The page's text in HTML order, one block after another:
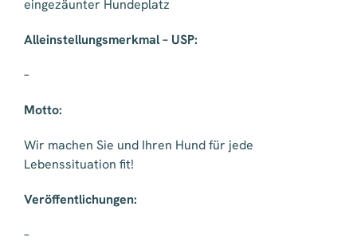
eingezäunter Hundeplatz
Alleinstellungsmerkmal – USP:
–
Motto:
Wir machen Sie und Ihren Hund für jede
Lebenssituation fit!
Veröffentlichungen:
–